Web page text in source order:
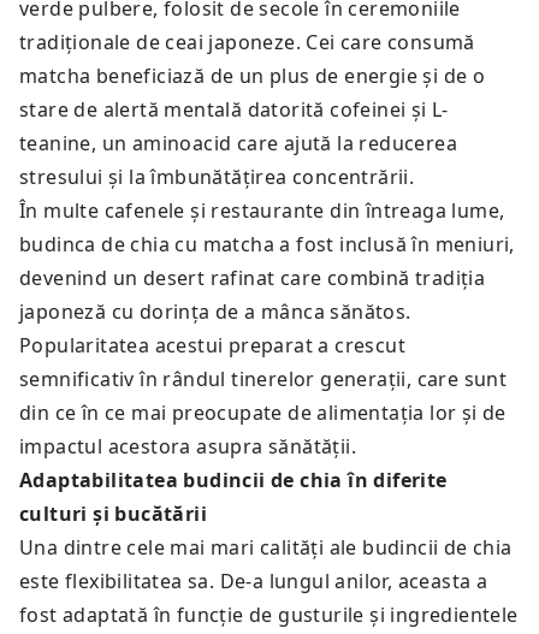
verde pulbere, folosit de secole în ceremoniile
tradiționale de ceai japoneze. Cei care consumă
matcha beneficiază de un plus de energie și de o
stare de alertă mentală datorită cofeinei și L-
teanine, un aminoacid care ajută la reducerea
stresului și la îmbunătățirea concentrării.
În multe cafenele și restaurante din întreaga lume,
budinca de chia cu matcha a fost inclusă în meniuri,
devenind un desert rafinat care combină tradiția
japoneză cu dorința de a mânca sănătos.
Popularitatea acestui preparat a crescut
semnificativ în rândul tinerelor generații, care sunt
din ce în ce mai preocupate de alimentația lor și de
impactul acestora asupra sănătății.
Adaptabilitatea budincii de chia în diferite
culturi și bucătării
Una dintre cele mai mari calități ale budincii de chia
este flexibilitatea sa. De-a lungul anilor, aceasta a
fost adaptată în funcție de gusturile și ingredientele